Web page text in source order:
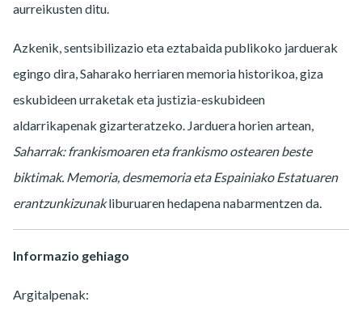
aurreikusten ditu.
Azkenik, sentsibilizazio eta eztabaida publikoko jarduerak
egingo dira, Saharako herriaren memoria historikoa, giza
eskubideen urraketak eta justizia-eskubideen
aldarrikapenak gizarteratzeko. Jarduera horien artean,
Saharrak: frankismoaren eta frankismo ostearen beste
biktimak. Memoria, desmemoria eta Espainiako Estatuaren
erantzunkizunakliburuaren hedapena nabarmentzen da.
Informazio gehiago
Argitalpenak: